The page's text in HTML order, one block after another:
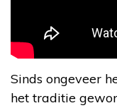
Sinds ongeveer
het traditie